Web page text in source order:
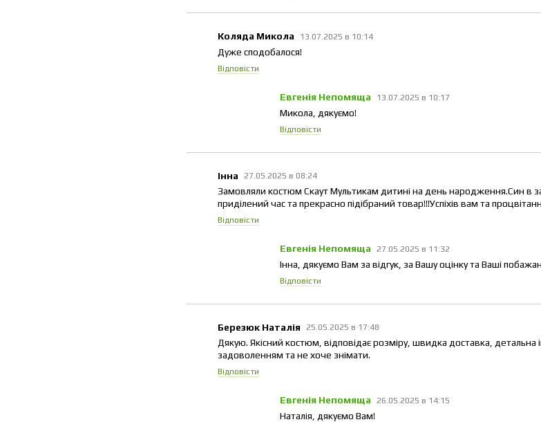
Коляда Микола 13.07.2025 в 10:14
Дуже сподобалося!
Відповісти
Евгенія Непомяща 13.07.2025 в 10:17
Микола, дякуємо!
Відповісти
Інна 27.05.2025 в 08:24
Замовляли костюм Скаут Мультикам дитині на день народження.Син в
приділений час та прекрасно підібраний товар!!!Успіхів вам та
Відповісти
Евгенія Непомяща 27.05.2025 в 11:32
Інна, дякуємо Вам за відгук, за Вашу оцінку та Ваші
Відповісти
Березюк Наталія 25.05.2025 в 17:48
Дякую. Якісний костюм, відповідає розміру, швидка доставка,
задоволенням та не хоче знімати.
Відповісти
Евгенія Непомяща 26.05.2025 в 14:15
Наталія, дякуємо Вам!